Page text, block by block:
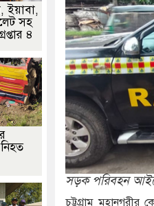
ছাড়া বস্তি উচ্ছেদ বন্ধের দাবিতে
আসামে ভয়াবহ বন্যায় মৃত
সড়ক পরিবহন
চট্টগ্রাম
ইয়াবা,
সহ
৪